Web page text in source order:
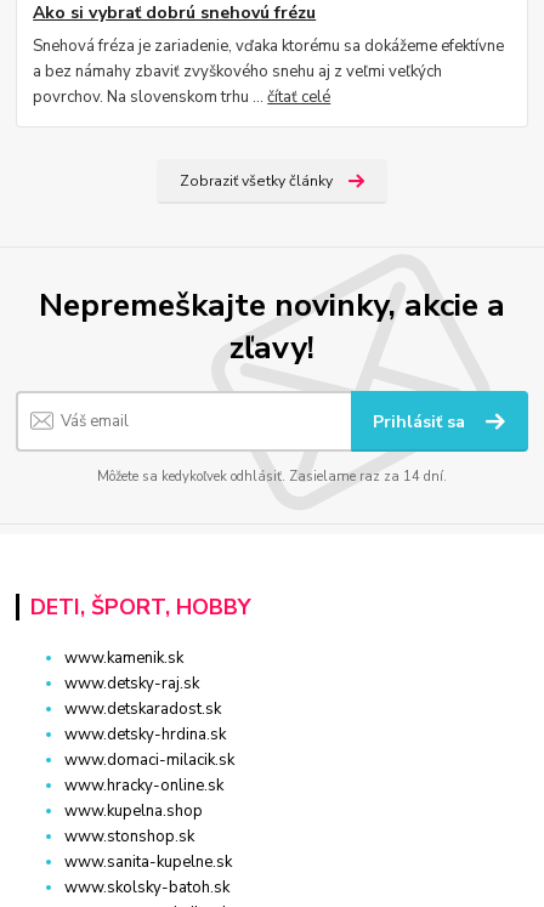
Ako si vybrať dobrú snehovú frézu
Snehová fréza je zariadenie, vďaka ktorému sa dokážeme efektívne
a bez námahy zbaviť zvyškového snehu aj z veľmi veľkých
povrchov. Na slovenskom trhu ...čítať celé
Zobraziť všetky články
Nepremeškajte novinky, akcie a
zľavy!
Prihlásiť sa
Môžete sa kedykoľvek odhlásiť. Zasielame raz za 14 dní.
DETI, ŠPORT, HOBBY
www.kamenik.sk
www.detsky-raj.sk
www.detskaradost.sk
www.detsky-hrdina.sk
www.domaci-milacik.sk
www.hracky-online.sk
www.kupelna.shop
www.stonshop.sk
www.sanita-kupelne.sk
www.skolsky-batoh.sk